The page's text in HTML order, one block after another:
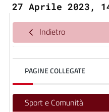
27 Aprile 2023,
Indietro
PAGINE COLLEGATE
Sport e Comunità